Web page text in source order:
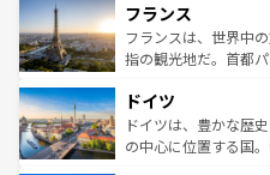
ませてくれるイタリ
なお、新着のイタリ
しい。
文化が根付くこの国
れる闘牛、そして美
る。首都マドリード
の城塞都市、穏やか
せる。地方によって
フランス
フランスは、世界中
指の観光地だ。首都
で、幅広い魅力が詰
聖堂、美しいビーチ
から魅了する。また
ドイツ
ドイツは、豊かな歴
の中心に位置する国